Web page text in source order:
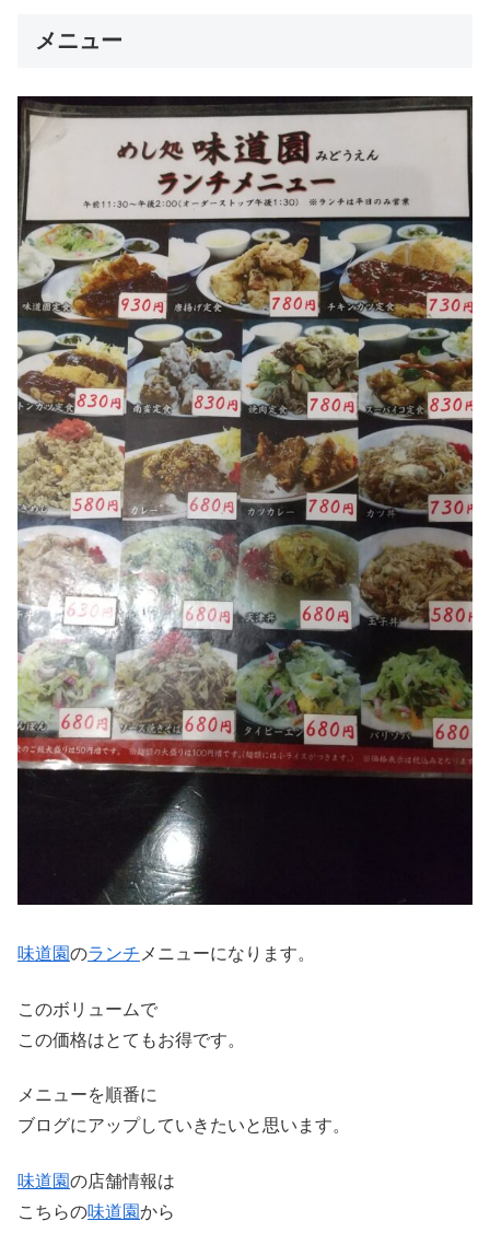
メニュー
味道園のランチメニューになります。
このボリュームで
この価格はとてもお得です。
メニューを順番に
ブログにアップしていきたいと思います。
味道園の店舗情報は
こちらの味道園から